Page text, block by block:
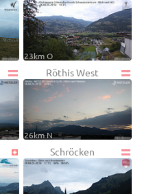
23km O
Röthis West
26km N
Schröcken